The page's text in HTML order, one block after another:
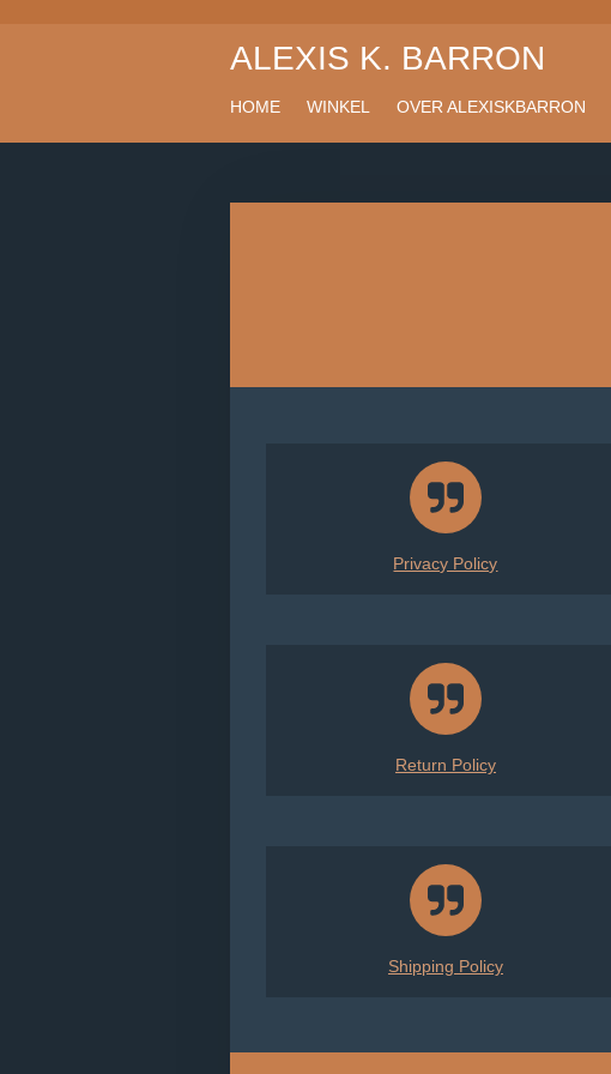
ALEXIS K. BARRON
HOME WINKEL OVER ALEXISKBARRON
Privacy Policy
Return Policy
Shipping Policy